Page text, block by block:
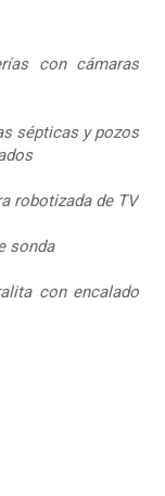
con cámaras
sépticas y pozos
robotizada de TV
sonda
con encalado